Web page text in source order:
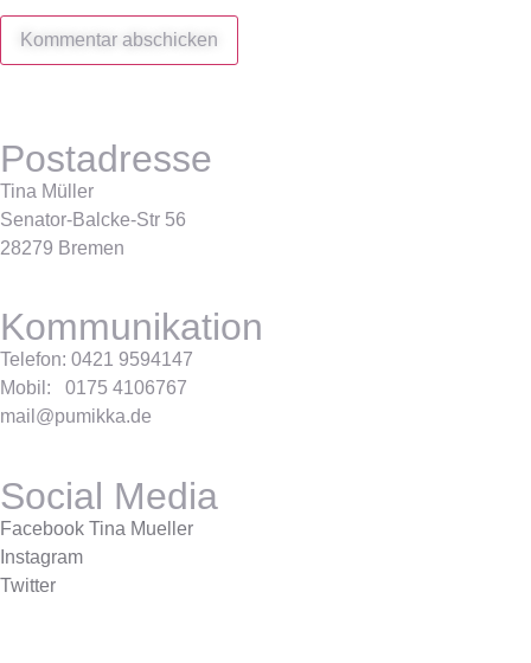
Postadresse
Tina Müller
Senator-Balcke-Str 56
28279 Bremen
Kommunikation
Telefon: 0421 9594147
Mobil: 0175 4106767
mail@pumikka.de
Social Media
Facebook Tina Mueller
Instagram
Twitter